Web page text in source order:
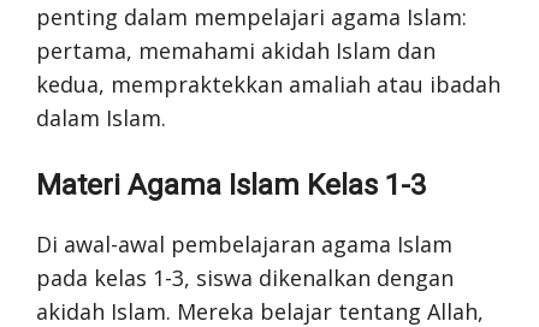
penting dalam mempelajari agama Islam:
pertama, memahami akidah Islam dan
kedua, mempraktekkan amaliah atau ibadah
dalam Islam.
Materi Agama Islam Kelas 1-3
Di awal-awal pembelajaran agama Islam
pada kelas 1-3, siswa dikenalkan dengan
akidah Islam. Mereka belajar tentang Allah,